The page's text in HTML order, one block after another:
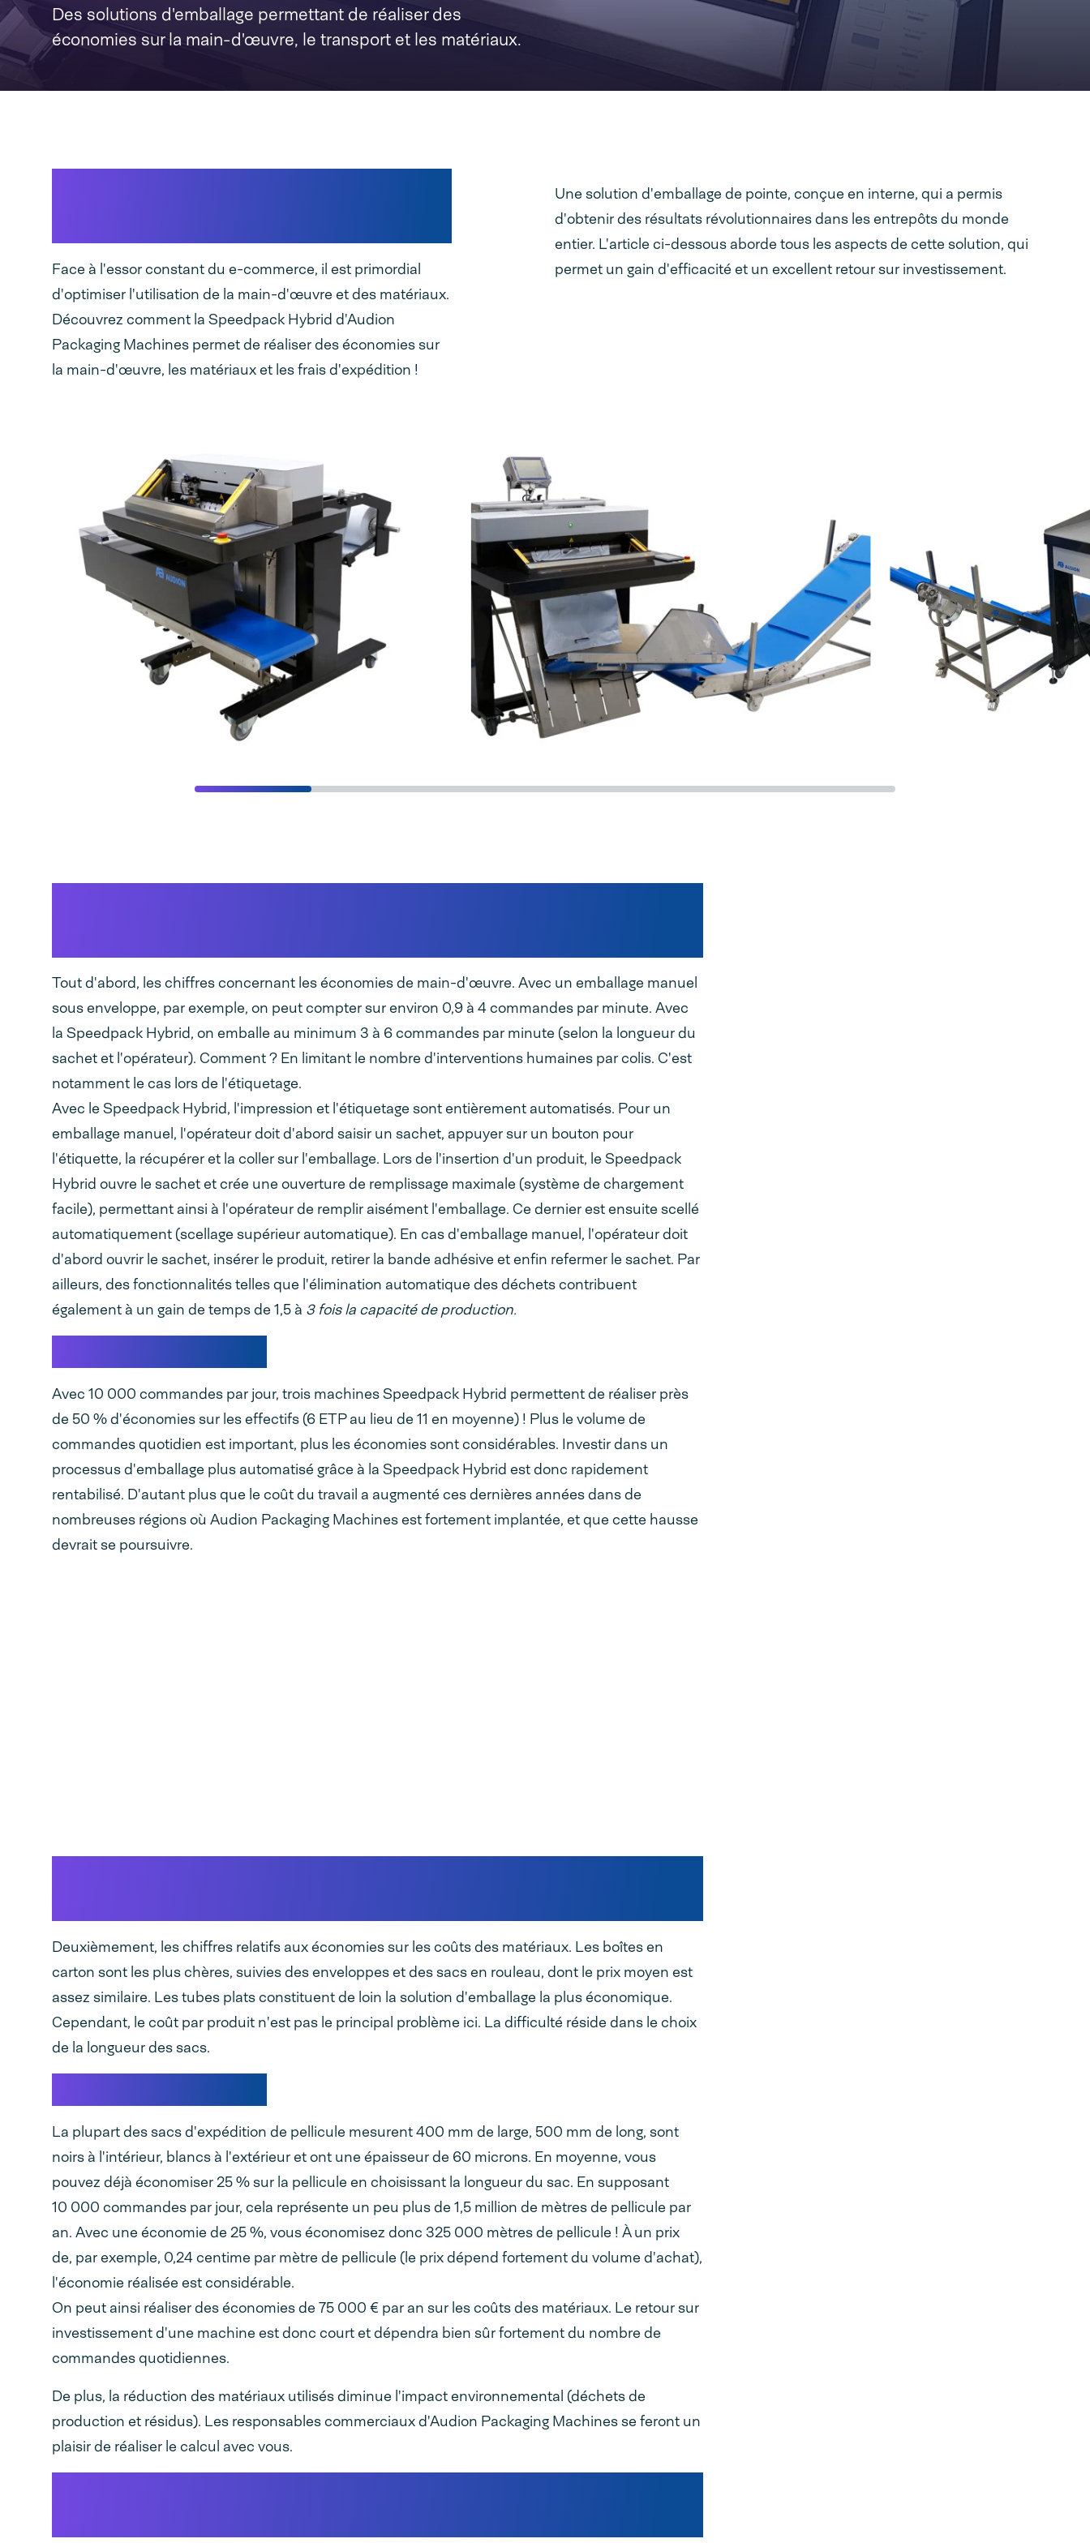
Des solutions d'emballage permettant de réaliser des
économies sur la main-d'œuvre, le transport et les matériaux.
Face à l'essor constant du e-commerce, il est primordial
d'optimiser l'utilisation de la main-d'œuvre et des matériaux.
Découvrez comment la Speedpack Hybrid d'Audion
Packaging Machines permet de réaliser des économies sur
la main-d'œuvre, les matériaux et les frais d'expédition !
Une solution d'emballage de pointe, conçue en interne, qui a permis
d'obtenir des résultats révolutionnaires dans les entrepôts du monde
entier. L'article ci-dessous aborde tous les aspects de cette solution, qui
permet un gain d'efficacité et un excellent retour sur investissement.
Tout d'abord, les chiffres concernant les économies de main-d'œuvre. Avec un emballage manuel
sous enveloppe, par exemple, on peut compter sur environ 0,9 à 4 commandes par minute. Avec
la Speedpack Hybrid, on emballe au minimum 3 à 6 commandes par minute (selon la longueur du
sachet et l'opérateur). Comment ? En limitant le nombre d'interventions humaines par colis. C'est
notamment le cas lors de l'étiquetage.
Avec le Speedpack Hybrid, l'impression et l'étiquetage sont entièrement automatisés. Pour un
emballage manuel, l'opérateur doit d'abord saisir un sachet, appuyer sur un bouton pour
l'étiquette, la récupérer et la coller sur l'emballage. Lors de l'insertion d'un produit, le Speedpack
Hybrid ouvre le sachet et crée une ouverture de remplissage maximale (système de chargement
facile), permettant ainsi à l'opérateur de remplir aisément l'emballage. Ce dernier est ensuite scellé
automatiquement (scellage supérieur automatique). En cas d'emballage manuel, l'opérateur doit
d'abord ouvrir le sachet, insérer le produit, retirer la bande adhésive et enfin refermer le sachet. Par
ailleurs, des fonctionnalités telles que l'élimination automatique des déchets contribuent
également à un gain de temps de 1,5 à 3 fois la capacité de production.
Avec 10 000 commandes par jour, trois machines Speedpack Hybrid permettent de réaliser près
de 50 % d'économies sur les effectifs (6 ETP au lieu de 11 en moyenne) ! Plus le volume de
commandes quotidien est important, plus les économies sont considérables. Investir dans un
processus d'emballage plus automatisé grâce à la Speedpack Hybrid est donc rapidement
rentabilisé. D'autant plus que le coût du travail a augmenté ces dernières années dans de
nombreuses régions où Audion Packaging Machines est fortement implantée, et que cette hausse
devrait se poursuivre.
Deuxièmement, les chiffres relatifs aux économies sur les coûts des matériaux. Les boîtes en
carton sont les plus chères, suivies des enveloppes et des sacs en rouleau, dont le prix moyen est
assez similaire. Les tubes plats constituent de loin la solution d'emballage la plus économique.
Cependant, le coût par produit n'est pas le principal problème ici. La difficulté réside dans le choix
de la longueur des sacs.
La plupart des sacs d'expédition de pellicule mesurent 400 mm de large, 500 mm de long, sont
noirs à l'intérieur, blancs à l'extérieur et ont une épaisseur de 60 microns. En moyenne, vous
pouvez déjà économiser 25 % sur la pellicule en choisissant la longueur du sac. En supposant
10 000 commandes par jour, cela représente un peu plus de 1,5 million de mètres de pellicule par
an. Avec une économie de 25 %, vous économisez donc 325 000 mètres de pellicule ! À un prix
de, par exemple, 0,24 centime par mètre de pellicule (le prix dépend fortement du volume d'achat),
l'économie réalisée est considérable.
On peut ainsi réaliser des économies de 75 000 € par an sur les coûts des matériaux. Le retour sur
investissement d'une machine est donc court et dépendra bien sûr fortement du nombre de
commandes quotidiennes.
De plus, la réduction des matériaux utilisés diminue l'impact environnemental (déchets de
production et résidus). Les responsables commerciaux d'Audion Packaging Machines se feront un
plaisir de réaliser le calcul avec vous.